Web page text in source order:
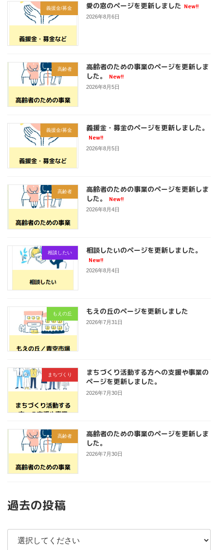
義援金/募金 愛の窓のページを更新しました New!!
2026年8月6日
高齢者
高齢者のための事業のページを更新しま
した。
New!!
2026年8月5日
義援金/募金 義援金・募金のページを更新しました。
New!!
2026年8月5日
高齢者
高齢者のための事業のページを更新しま
した。
New!!
2026年8月4日
相談したい 相談したいのページを更新しました。
New!!
2026年8月4日
もえの丘 もえの丘のページを更新しました
2026年7月31日
まちづくり
まちづくり活動する方への支援や事業の
ページを更新しました。
2026年7月30日
高齢者
高齢者のための事業のページを更新しま
した。
2026年7月30日
過去の投稿